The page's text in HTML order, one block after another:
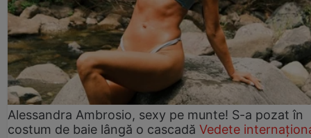
Alessandra Ambrosio, sexy pe munte! S-a pozat în
costum de baie lângă o cascadă Vedete